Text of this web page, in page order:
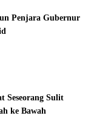
Penjara Gubernur
Seseorang Sulit
ke Bawah